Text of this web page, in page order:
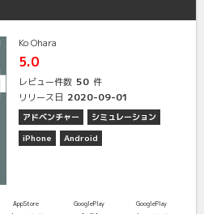
Ko Ohara
5.0
レビュー件数 50 件
リリース日 2020-09-01
アドベンチャー
シミュレーション
iPhone
Android
AppStore GooglePlay GooglePlay